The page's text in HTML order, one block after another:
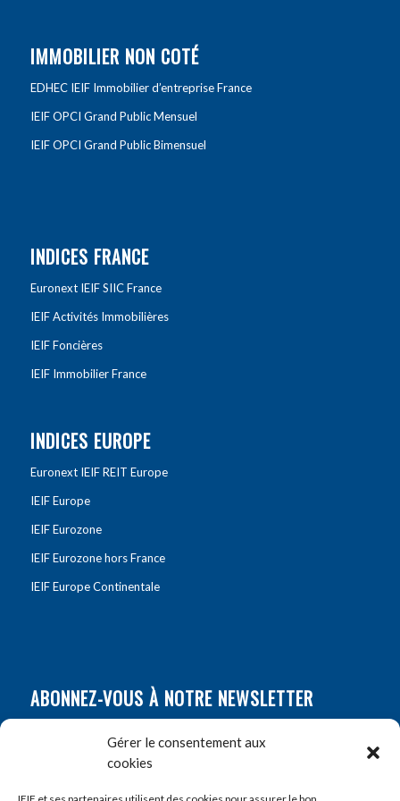
Gérer le consentement aux
cookies
IMMOBILIER NON COTÉ
EDHEC IEIF Immobilier d’entreprise France
IEIF OPCI Grand Public Mensuel
IEIF OPCI Grand Public Bimensuel
INDICES FRANCE
Euronext IEIF SIIC France
IEIF Activités Immobilières
IEIF Foncières
IEIF Immobilier France
INDICES EUROPE
Euronext IEIF REIT Europe
IEIF Europe
IEIF Eurozone
IEIF Eurozone hors France
IEIF Europe Continentale
ABONNEZ-VOUS À NOTRE NEWSLETTER
Prénom*